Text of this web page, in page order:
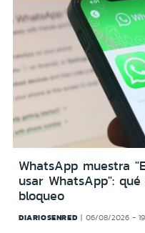
WhatsApp muestra
usar WhatsApp":
bloqueo
DIARIOSENRED 06/08/2026 -